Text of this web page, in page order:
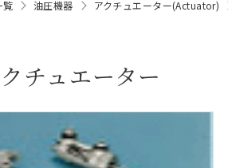
Products
覧 油圧機器 アクチュエーター(Actuator)
チュエーター